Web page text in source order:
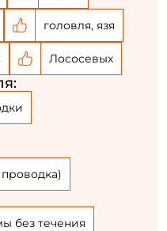
головля, язя
Лососевых
без течения
аккаунт